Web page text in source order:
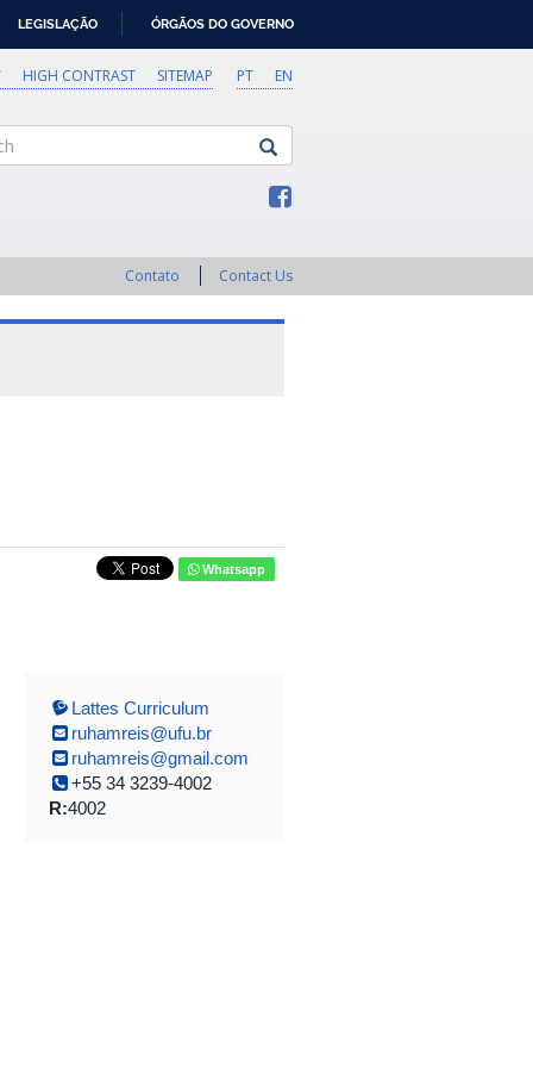
LEGISLAÇÃO ÓRGÃOS DO GOVERNO
PT EN
HIGH CONTRAST SITEMAP
Contato Contact Us
Whatsapp
Lattes Curriculum
ruhamreis@ufu.br
ruhamreis@gmail.com
+55 34 3239-4002
R:4002